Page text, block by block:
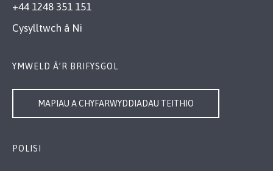
+44 1248 351 151
Cysylltwch â Ni
YMWELD Â’R BRIFYSGOL
MAPIAU A CHYFARWYDDIADAU TEITHIO
POLISI